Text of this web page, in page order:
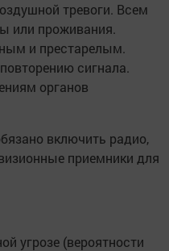
тревоги. Всем
или проживания.
и престарелым.
сигнала.
органов
включить радио,
приемники для
угрозе (вероятности